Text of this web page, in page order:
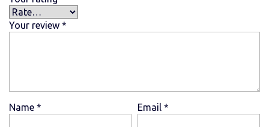
Your review *
Name * Email *